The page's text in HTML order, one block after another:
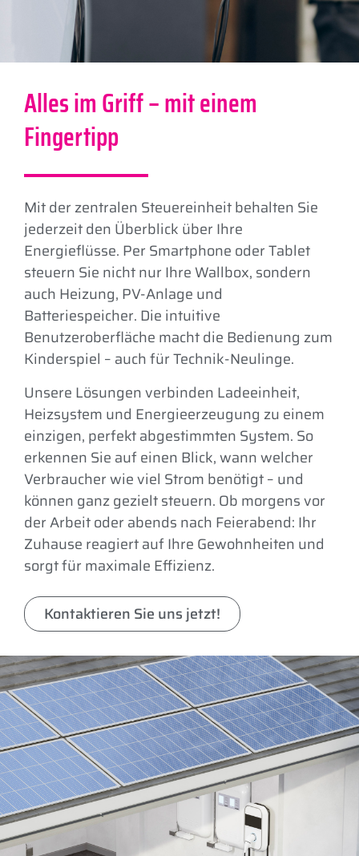
Alles im Griff – mit einem
Fingertipp
Mit der zentralen Steuereinheit behalten Sie
jederzeit den Überblick über Ihre
Energieflüsse. Per Smartphone oder Tablet
steuern Sie nicht nur Ihre Wallbox, sondern
auch Heizung, PV-Anlage und
Batteriespeicher. Die intuitive
Benutzeroberfläche macht die Bedienung zum
Kinderspiel – auch für Technik-Neulinge.
Unsere Lösungen verbinden Ladeeinheit,
Heizsystem und Energieerzeugung zu einem
einzigen, perfekt abgestimmten System. So
erkennen Sie auf einen Blick, wann welcher
Verbraucher wie viel Strom benötigt – und
können ganz gezielt steuern. Ob morgens vor
der Arbeit oder abends nach Feierabend: Ihr
Zuhause reagiert auf Ihre Gewohnheiten und
sorgt für maximale Effizienz.
Kontaktieren Sie uns jetzt!